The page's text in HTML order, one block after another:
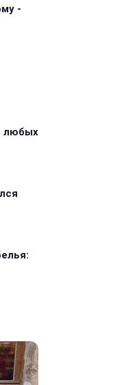
-
любых